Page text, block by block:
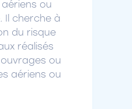
ou
Il cherche à
du risque
réalisés
ou
aériens ou